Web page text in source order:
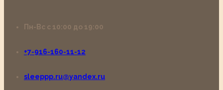
Пн-Вс с 10:00 до 19:00
+7-916-160-11-12
sleeppp.ru@yandex.ru